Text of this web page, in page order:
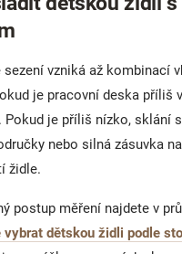
sezení vzniká až kombinací
je pracovní deska příliš
Pokud je příliš nízko, sklání
nebo silná zásuvka
židle.
postup měření najdete v
vybrat dětskou židli podle